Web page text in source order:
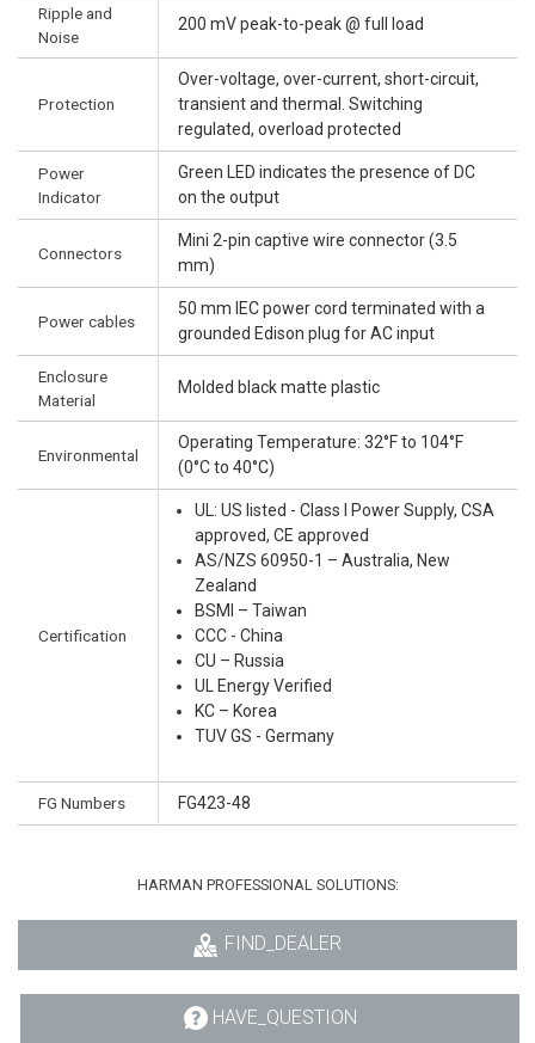
Ripple and
Noise
200 mV peak-to-peak @ full load
Protection
Over-voltage, over-current, short-circuit,
transient and thermal. Switching
regulated, overload protected
Power
Indicator
Green LED indicates the presence of DC
on the output
Connectors
Mini 2-pin captive wire connector (3.5
mm)
Power cables
50 mm IEC power cord terminated with a
grounded Edison plug for AC input
Enclosure
Material
Molded black matte plastic
Environmental
Operating Temperature: 32°F to 104°F
(0°C to 40°C)
Certification
UL: US listed - Class I Power Supply, CSA
approved, CE approved
AS/NZS 60950-1 – Australia, New
Zealand
BSMI – Taiwan
CCC - China
CU – Russia
UL Energy Verified
KC – Korea
TUV GS - Germany
FG Numbers FG423-48
HARMAN PROFESSIONAL SOLUTIONS:
FIND_DEALER
HAVE_QUESTION